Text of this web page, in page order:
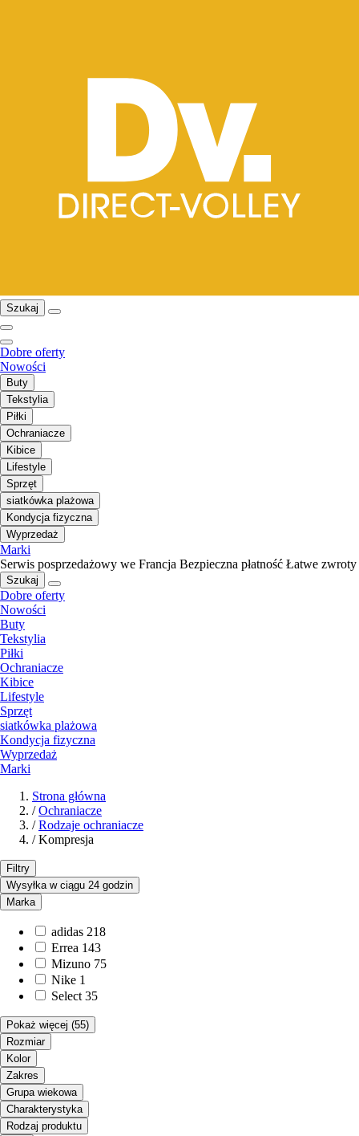
Szukaj
Dobre oferty
Nowości
Buty
Tekstylia
Piłki
Ochraniacze
Kibice
Lifestyle
Sprzęt
siatkówka plażowa
Kondycja fizyczna
Wyprzedaż
Marki
Serwis posprzedażowy we Francja Bezpieczna płatność Łatwe zwroty
Szukaj
Dobre oferty
Nowości
Buty
Tekstylia
Piłki
Ochraniacze
Kibice
Lifestyle
Sprzęt
siatkówka plażowa
Kondycja fizyczna
Wyprzedaż
Marki
Strona główna
/ Ochraniacze
/ Rodzaje ochraniacze
/ Kompresja
Filtry
Wysyłka w ciągu 24 godzin
Marka
adidas 218
Errea 143
Mizuno 75
Nike 1
Select 35
Pokaż więcej (55)
Rozmiar
Kolor
Zakres
Grupa wiekowa
Charakterystyka
Rodzaj produktu